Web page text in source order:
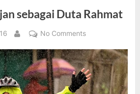
sebagai Duta Rahmat
By
No Commentson
Hujan
sebagai
Duta
Rahmat